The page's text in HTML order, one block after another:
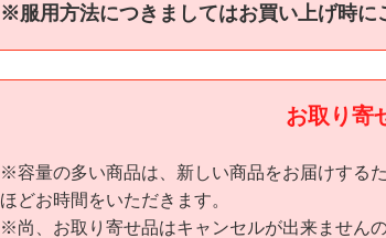
※服用方法につきましてはお買い上げ時に
お取り寄
※容量の多い商品は、新しい商品をお届けする
ほどお時間をいただきます。
※尚、お取り寄せ品はキャンセルが出来ません